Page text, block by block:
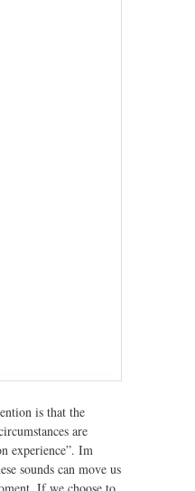
is that the
are
experience”. Im
sounds can move us